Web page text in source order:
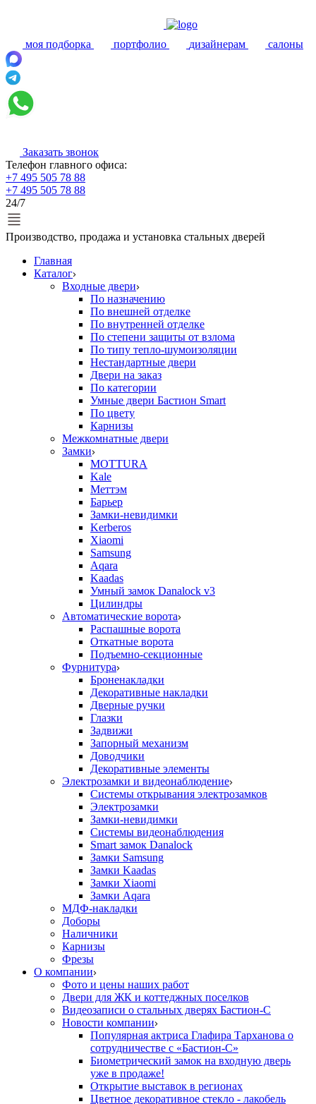
моя подборка портфолио дизайнерам салоны
Заказать звонок
Телефон главного офиса:
+7 495 505 78 88
+7 495 505 78 88
24/7
Производство, продажа и установка стальных дверей
Главная
Каталог
Входные двери
По назначению
По внешней отделке
По внутренней отделке
По степени защиты от взлома
По типу тепло-шумоизоляции
Нестандартные двери
Двери на заказ
По категории
Умные двери Бастион Smart
По цвету
Карнизы
Межкомнатные двери
Замки
MOTTURA
Kale
Меттэм
Барьер
Замки-невидимки
Kerberos
Xiaomi
Samsung
Aqara
Kaadas
Умный замок Danalock v3
Цилиндры
Автоматические ворота
Распашные ворота
Откатные ворота
Подъемно-секционные
Фурнитура
Броненакладки
Декоративные накладки
Дверные ручки
Глазки
Задвижи
Запорный механизм
Доводчики
Декоративные элементы
Электрозамки и видеонаблюдение
Системы открывания электрозамков
Электрозамки
Замки-невидимки
Системы видеонаблюдения
Smart замок Danalock
Замки Samsung
Замки Kaadas
Замки Xiaomi
Замки Aqara
МДФ-накладки
Доборы
Наличники
Карнизы
Фрезы
О компании
Фото и цены наших работ
Двери для ЖК и коттеджных поселков
Видеозаписи о стальных дверях Бастион-С
Новости компании
Популярная актриса Глафира Тарханова о
сотрудничестве с «Бастион-С»
Биометрический замок на входную дверь
уже в продаже!
Открытие выставок в регионах
Цветное декоративное стекло - лакобель